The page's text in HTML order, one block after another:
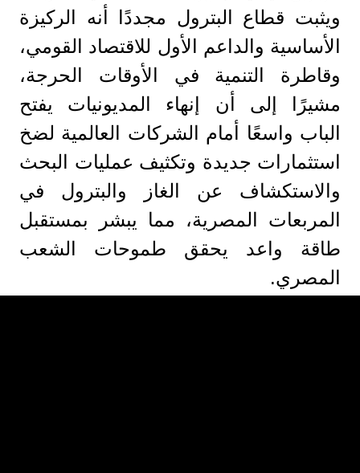
ويثبت قطاع البترول مجددًا أنه الركيزة
الأساسية والداعم الأول للاقتصاد القومي،
وقاطرة التنمية في الأوقات الحرجة،
مشيرًا إلى أن إنهاء المديونيات يفتح
الباب واسعًا أمام الشركات العالمية لضخ
استثمارات جديدة وتكثيف عمليات البحث
والاستكشاف عن الغاز والبترول في
المربعات المصرية، مما يبشر بمستقبل
طاقة واعد يحقق طموحات الشعب
المصري.